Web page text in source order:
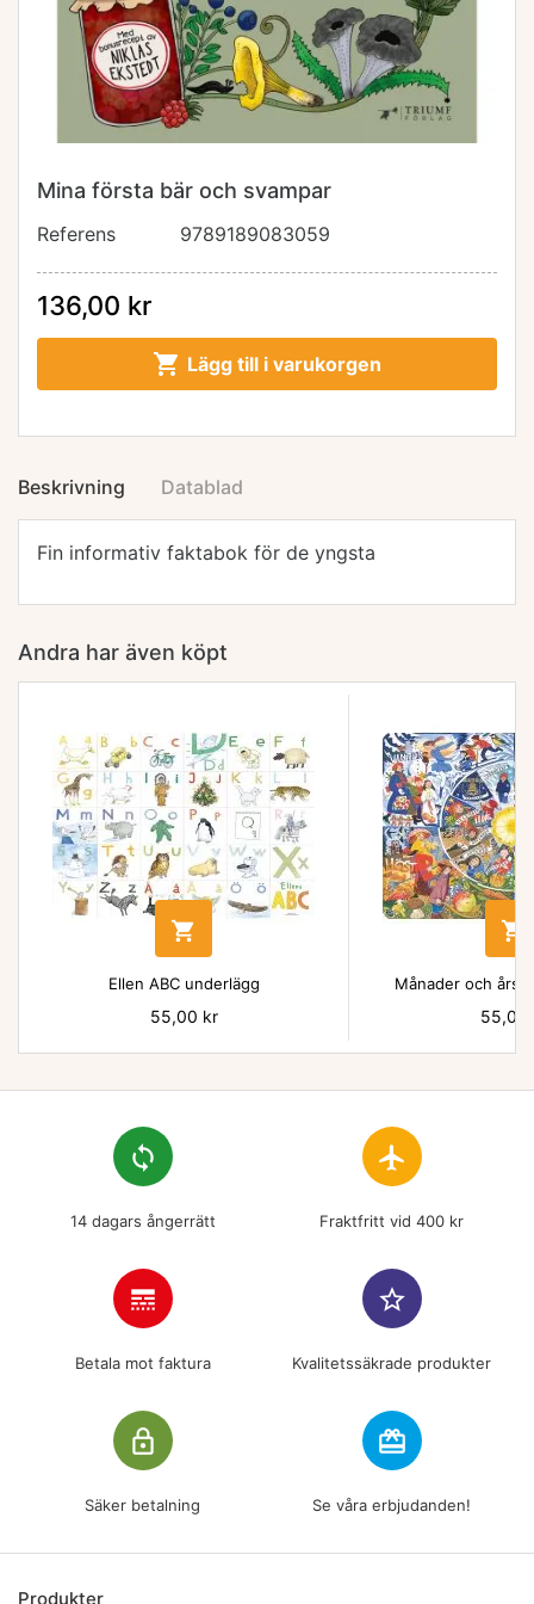
Mina första bär och svampar
Referens 9789189083059
136,00 kr
 Lägg till i varukorgen
Beskrivning Datablad
Fin informativ faktabok för de yngsta
Andra har även köpt

Ellen ABC underlägg
Pris
55,00 kr

Månader och
Pris
55,00
loop
14 dagars ångerrätt
flight
Fraktfritt vid 400 kr
line_style
Betala mot faktura
star_border
Kvalitetssäkrade produkter
lock_outline
Säker betalning
redeem
Se våra erbjudanden!
Produkter